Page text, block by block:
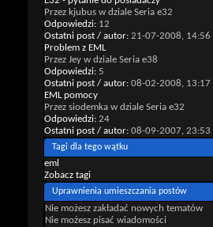
Przez kjubus w dziale Seria e32
Odpowiedzi: 12
Ostatni post / autor: 21-07-2008, 14:56
Problem z EML
Przez Jey w dziale Seria e38
Odpowiedzi: 5
Ostatni post / autor: 08-02-2008, 13:17
EML pomocy
Przez siodemka w dziale Seria e32
Odpowiedzi: 24
Ostatni post / autor: 08-09-2007, 23:53
Tagi dla tego wątku
eml
Zobacz tagi
Uprawnienia umieszczania postów
Nie możesz zakładać nowych tematów
Nie możesz pisać wiadomości